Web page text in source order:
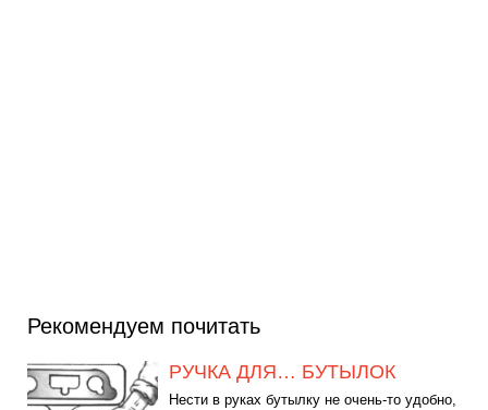
Рекомендуем почитать
РУЧКА ДЛЯ… БУТЫЛОК
Нести в руках бутылку не очень-то удобно,